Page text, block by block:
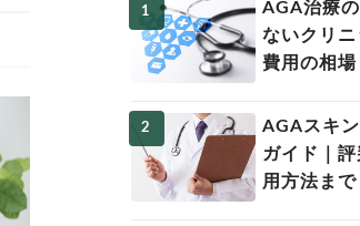
AGA治療
ないクリ
費用の相場
AGAスキ
ガイド｜
用方法まで
女性の薄毛